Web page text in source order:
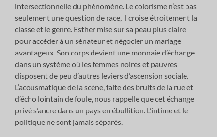
intersectionnelle du phénomène. Le colorisme n’est pas
seulement une question de race, il croise étroitement la
classe et le genre. Esther mise sur sa peau plus claire
pour accéder à un sénateur et négocier un mariage
avantageux. Son corps devient une monnaie d’échange
dans un système où les femmes noires et pauvres
disposent de peu d’autres leviers d’ascension sociale.
L’acousmatique de la scène, faite des bruits de la rue et
d’écho lointain de foule, nous rappelle que cet échange
privé s’ancre dans un pays en ébullition. L’intime et le
politique ne sont jamais séparés.